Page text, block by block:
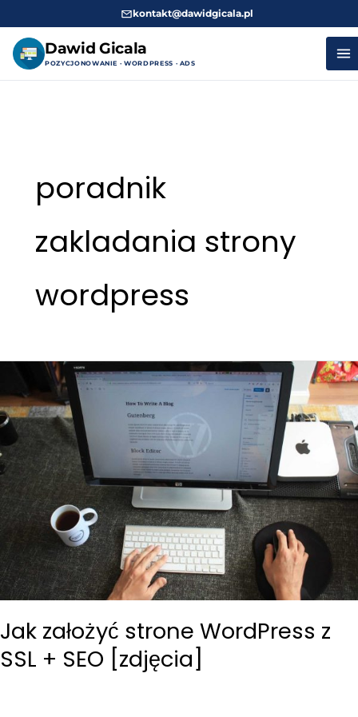
kontakt@dawidgicala.pl
Dawid Gicala
POZYCJONOWANIE · WORDPRESS · ADS
poradnik
zakladania strony
wordpress
Jak założyć strone WordPress z
SSL + SEO [zdjęcia]